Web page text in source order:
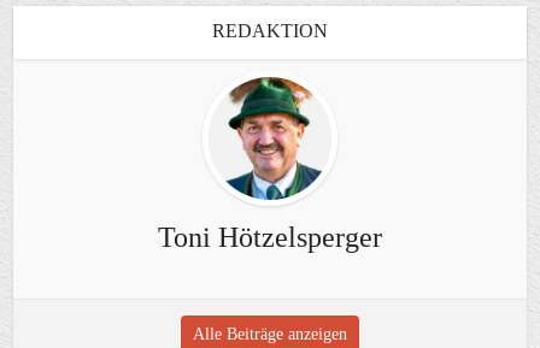
REDAKTION
Toni Hötzelsperger
Alle Beiträge anzeigen